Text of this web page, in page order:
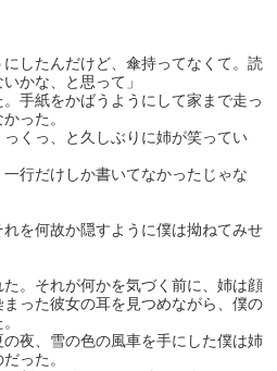
にしたんだけど、傘持ってなくて。読
かな、と思って」
手紙をかばうようにして家まで走っ
った。
くっ、と久しぶりに姉が笑ってい
一行だけしか書いてなかったじゃな
を何故か隠すように僕は拗ねてみせ
。それが何かを気づく前に、姉は顔
った彼女の耳を見つめながら、僕の
夜、雪の色の風車を手にした僕は姉
った。